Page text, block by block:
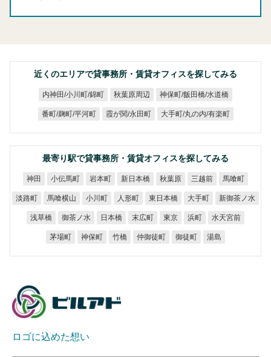
近くのエリアで貸事務所・賃貸オフィスを探してみる
内神田/小川町/錦町 秋葉原周辺 神保町/飯田橋/水道橋
番町/麹町/平河町 霞が関/永田町 大手町/丸の内/有楽町
最寄り駅で貸事務所・賃貸オフィスを探してみる
神田 小伝馬町 岩本町 新日本橋 秋葉原 三越前 馬喰町
淡路町 馬喰横山 小川町 人形町 東日本橋 大手町 新御茶ノ水
浅草橋 御茶ノ水 日本橋 末広町 東京 浜町 水天宮前
茅場町 神保町 竹橋 仲御徒町 御徒町 湯島
ロゴに込めた想い